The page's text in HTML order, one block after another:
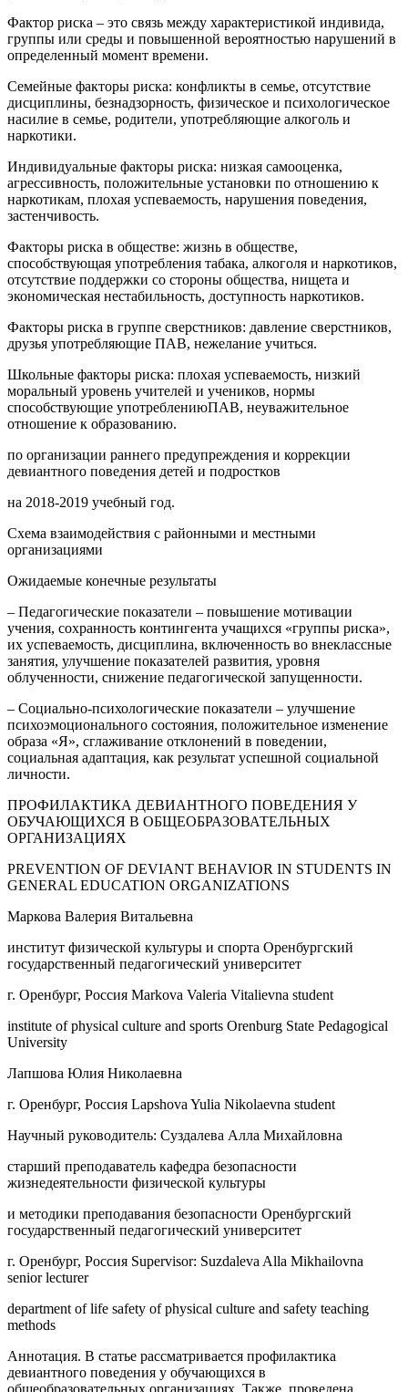
Фактор риска – это связь между характеристикой индивида,
группы или среды и повышенной вероятностью нарушений в
определенный момент времени.
Семейные факторы риска: конфликты в семье, отсутствие
дисциплины, безнадзорность, физическое и психологическое
насилие в семье, родители, употребляющие алкоголь и
наркотики.
Индивидуальные факторы риска: низкая самооценка,
агрессивность, положительные установки по отношению к
наркотикам, плохая успеваемость, нарушения поведения,
застенчивость.
Факторы риска в обществе: жизнь в обществе,
способствующая употребления табака, алкоголя и наркотиков,
отсутствие поддержки со стороны общества, нищета и
экономическая нестабильность, доступность наркотиков.
Факторы риска в группе сверстников: давление сверстников,
друзья употребляющие ПАВ, нежелание учиться.
Школьные факторы риска: плохая успеваемость, низкий
моральный уровень учителей и учеников, нормы
способствующие употреблениюПАВ, неуважительное
отношение к образованию.
по организации раннего предупреждения и коррекции
девиантного поведения детей и подростков
на 2018-2019 учебный год.
Схема взаимодействия с районными и местными
организациями
Ожидаемые конечные результаты
– Педагогические показатели – повышение мотивации
учения, сохранность контингента учащихся «группы риска»,
их успеваемость, дисциплина, включенность во внеклассные
занятия, улучшение показателей развития, уровня
облученности, снижение педагогической запущенности.
– Социально-психологические показатели – улучшение
психоэмоционального состояния, положительное изменение
образа «Я», сглаживание отклонений в поведении,
социальная адаптация, как результат успешной социальной
личности.
ПРОФИЛАКТИКА ДЕВИАНТНОГО ПОВЕДЕНИЯ У
ОБУЧАЮЩИХСЯ В ОБЩЕОБРАЗОВАТЕЛЬНЫХ
ОРГАНИЗАЦИЯХ
PREVENTION OF DEVIANT BEHAVIOR IN STUDENTS IN
GENERAL EDUCATION ORGANIZATIONS
Маркова Валерия Витальевна
институт физической культуры и спорта Оренбургский
государственный педагогический университет
г. Оренбург, Россия Markova Valeria Vitalievna student
institute of physical culture and sports Orenburg State Pedagogical
University
Лапшова Юлия Николаевна
г. Оренбург, Россия Lapshova Yulia Nikolaevna student
Научный руководитель: Суздалева Алла Михайловна
старший преподаватель кафедра безопасности
жизнедеятельности физической культуры
и методики преподавания безопасности Оренбургский
государственный педагогический университет
г. Оренбург, Россия Supervisor: Suzdaleva Alla Mikhailovna
senior lecturer
department of life safety of physical culture and safety teaching
methods
Аннотация. В статье рассматривается профилактика
девиантного поведения у обучающихся в
общеобразовательных организациях. Также, проведена